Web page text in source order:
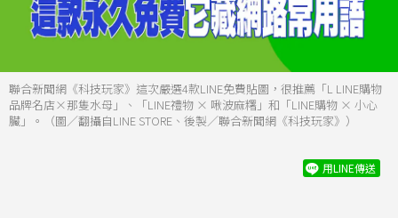
聯合新聞網《科技玩家》這次嚴選4款LINE免費貼圖，很推薦「L LINE購物
品牌名店×那隻水母」、「LINE禮物 × 啾波麻糬」和「LINE購物 × 小心
臟」。（圖／翻攝自LINE STORE、後製／聯合新聞網《科技玩家》）
用LINE傳送